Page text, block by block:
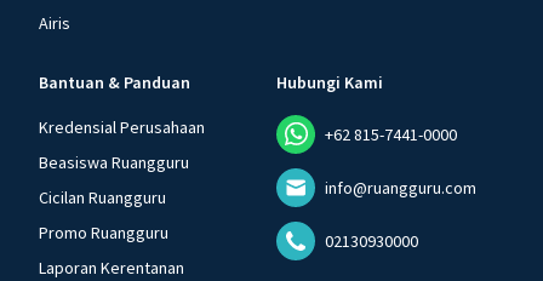
Airis
Bantuan & Panduan
Kredensial Perusahaan
Beasiswa Ruangguru
Cicilan Ruangguru
Promo Ruangguru
Laporan Kerentanan
Hubungi Kami
+62 815-7441-0000
info@ruangguru.com
02130930000